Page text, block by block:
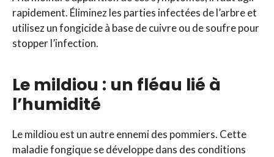
rapidement. Éliminez les parties infectées de l’arbre et
utilisez un fongicide à base de cuivre ou de soufre pour
stopper l’infection.
Le mildiou : un fléau lié à
l’humidité
Le mildiou est un autre ennemi des pommiers. Cette
maladie fongique se développe dans des conditions